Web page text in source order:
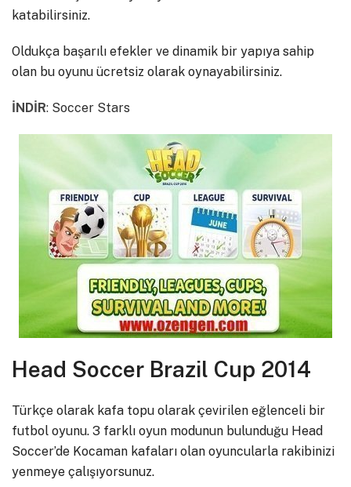
katabilirsiniz.
Oldukça başarılı efekler ve dinamik bir yapıya sahip
olan bu oyunu ücretsiz olarak oynayabilirsiniz.
İNDİR: Soccer Stars
Head Soccer Brazil Cup 2014
Türkçe olarak kafa topu olarak çevirilen eğlenceli bir
futbol oyunu. 3 farklı oyun modunun bulunduğu Head
Soccer’de Kocaman kafaları olan oyuncularla rakibinizi
yenmeye çalışıyorsunuz.